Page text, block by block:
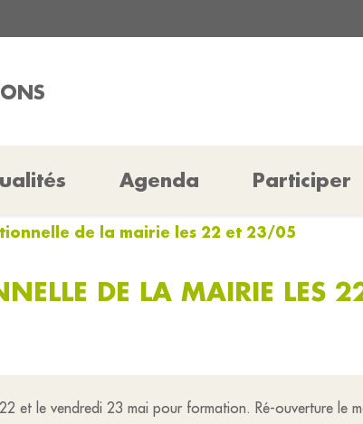
Agenda Participer
de la mairie les 22 et 23/05
DE LA MAIRIE LES
et le vendredi 23 mai pour formation. Ré-ouverture le